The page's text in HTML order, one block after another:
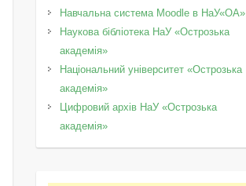
Навчальна система Moodle в НаУ«ОА»
Наукова бібліотека НаУ «Острозька
академія»
Національний університет «Острозька
академія»
Цифровий архів НаУ «Острозька
академія»